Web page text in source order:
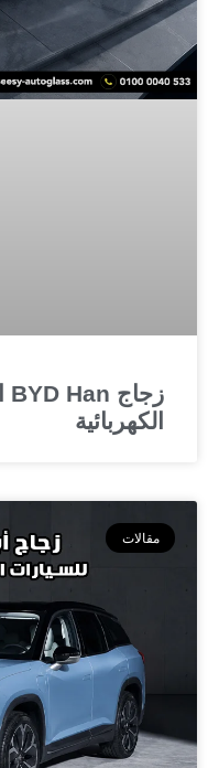
الكهربائية
مقالات